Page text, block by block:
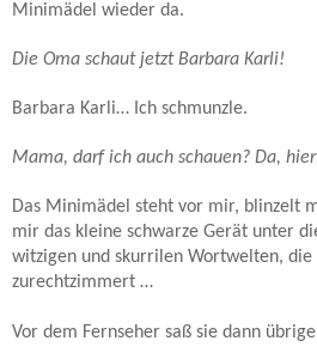
Minimädel wieder da.
Die Oma schaut jetzt Barbara Karli!
Barbara Karli… Ich schmunzle.
Mama, darf ich auch schauen? Da,
Das Minimädel steht vor mir, blinzelt
mir das kleine schwarze Gerät unter
witzigen und skurrilen Wortwelten, die
zurechtzimmert …
Vor dem Fernseher saß sie dann